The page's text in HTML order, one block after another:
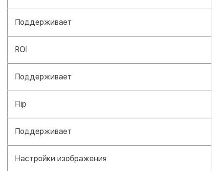
Поддерживает
ROI
Поддерживает
Flip
Поддерживает
Настройки изображения